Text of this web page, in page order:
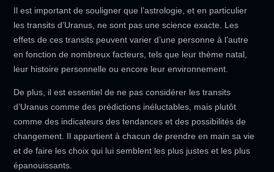
Il est important de souligner que l’astrologie, et en particulier
les transits d’Uranus, ne sont pas une science exacte. Les
effets de ces transits peuvent varier d’une personne à l’autre
en fonction de nombreux facteurs, tels que leur thème natal,
leur histoire personnelle ou encore leur environnement.
De plus, il est essentiel de ne pas considérer les transits
d’Uranus comme des prédictions inéluctables, mais plutôt
comme des indicateurs des tendances et des possibilités de
changement. Il appartient à chacun de prendre en main sa vie
et de faire les choix qui lui semblent les plus justes et les plus
épanouissants.